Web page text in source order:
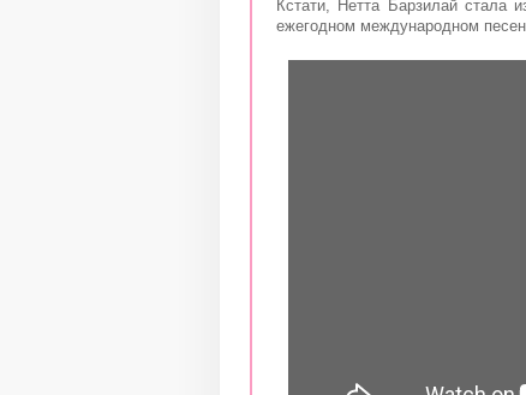
Кстати, Нетта Барзилай стала
ежегодном международном